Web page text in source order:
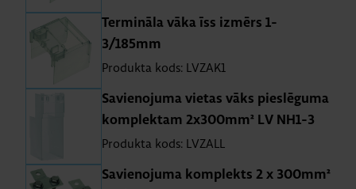
Ter­mi­nāla vāka īss iz­mērs 1-
3/185mm
Produkta kods: LVZAK1
Sa­vie­no­juma vie­tas vāks pie­slē­guma
kom­plek­tam 2x300mm² LV NH1-3
Produkta kods: LVZALL
Sa­vie­no­juma kom­plekts 2 x 300mm²